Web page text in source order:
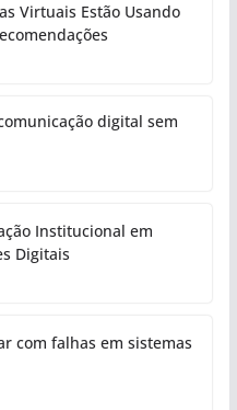
Virtuais Estão Usando
digital sem
Institucional em
Digitais
com falhas em sistemas